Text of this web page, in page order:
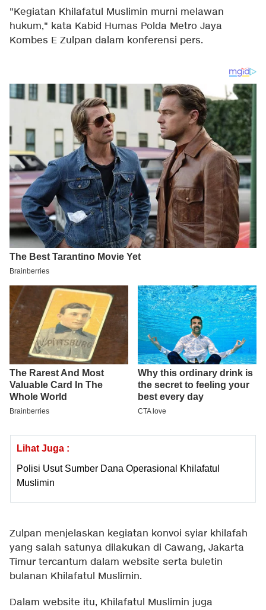
"Kegiatan Khilafatul Muslimin murni melawan
hukum," kata Kabid Humas Polda Metro Jaya
Kombes E Zulpan dalam konferensi pers.
Lihat Juga :
Polisi Usut Sumber Dana Operasional Khilafatul
Muslimin
Zulpan menjelaskan kegiatan konvoi syiar khilafah
yang salah satunya dilakukan di Cawang, Jakarta
Timur tercantum dalam website serta buletin
bulanan Khilafatul Muslimin.
Dalam website itu, Khilafatul Muslimin juga